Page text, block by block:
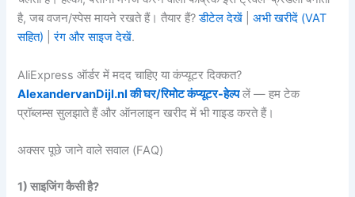
है, जब वजन/स्पेस मायने रखते हैं। तैयार हैं?डीटेल देखें |अभी खरीदें (VAT
सहित) |रंग और साइज देखें.
AliExpress ऑर्डर में मदद चाहिए या कंप्यूटर दिक्कत?
AlexandervanDijl.nl की घर/रिमोट कंप्यूटर-हेल्पलें — हम टेक
प्रॉब्लम्स सुलझाते हैं और ऑनलाइन खरीद में भी गाइड करते हैं।
अक्सर पूछे जाने वाले सवाल (FAQ)
1) साइजिंग कैसी है?